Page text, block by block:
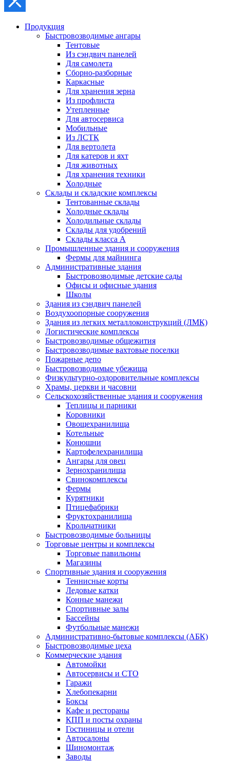
Продукция
Быстровозводимые ангары
Тентовые
Из сэндвич панелей
Для самолета
Сборно-разборные
Каркасные
Для хранения зерна
Из профлиста
Утепленные
Для автосервиса
Мобильные
Из ЛСТК
Для вертолета
Для катеров и яхт
Для животных
Для хранения техники
Холодные
Склады и складские комплексы
Тентованные склады
Холодные склады
Холодильные склады
Склады для удобрений
Склады класса А
Промышленные здания и сооружения
Фермы для майнинга
Административные здания
Быстровозводимые детские сады
Офисы и офисные здания
Школы
Здания из сэндвич панелей
Воздухоопорные сооружения
Здания из легких металлоконструкций (ЛМК)
Логистические комплексы
Быстровозводимые общежития
Быстровозводимые вахтовые поселки
Пожарные депо
Быстровозводимые убежища
Физкультурно-оздоровительные комплексы
Храмы, церкви и часовни
Сельскохозяйственные здания и сооружения
Теплицы и парники
Коровники
Овощехранилища
Котельные
Конюшни
Картофелехранилища
Ангары для овец
Зернохранилища
Свинокомплексы
Фермы
Курятники
Птицефабрики
Фруктохранилища
Крольчатники
Быстровозводимые больницы
Торговые центры и комплексы
Торговые павильоны
Магазины
Спортивные здания и сооружения
Теннисные корты
Ледовые катки
Конные манежи
Спортивные залы
Бассейны
Футбольные манежи
Административно-бытовые комплексы (АБК)
Быстровозводимые цеха
Коммерческие здания
Автомойки
Автосервисы и СТО
Гаражи
Хлебопекарни
Боксы
Кафе и рестораны
КПП и посты охраны
Гостиницы и отели
Автосалоны
Шиномонтаж
Заводы